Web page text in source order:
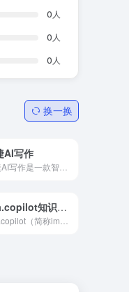
0 人
0 人
0 人
换一换
AI写作
ima.copilot知识库-混元大模型和DeepSeek R1模型满血版